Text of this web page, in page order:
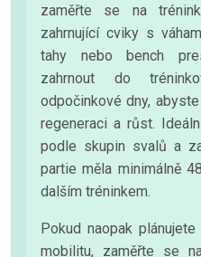
zaměřte se na
zahrnující cviky s
tahy nebo bench
zahrnout do
odpočinkové dny,
regeneraci a růst.
podle skupin svalů a
partie měla minimálně
dalším tréninkem.
Pokud naopak
mobilitu, zaměřte se